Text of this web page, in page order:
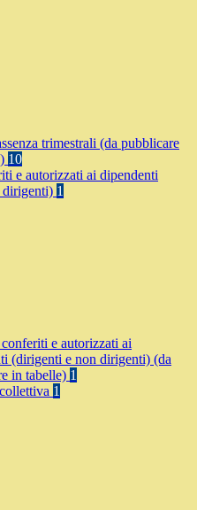
trimestrali (da pubblicare
10
e autorizzati ai dipendenti
dirigenti) 1
e autorizzati ai
(dirigenti e non dirigenti) (da
in tabelle) 1
1